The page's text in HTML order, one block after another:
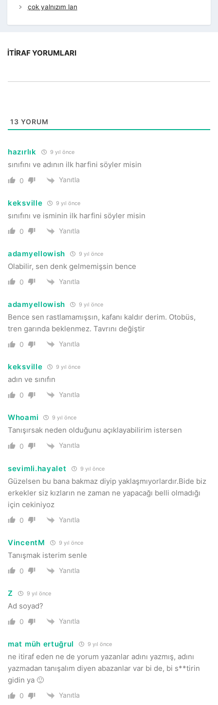
çok yalnızım lan
İTIRAF YORUMLARI
13 YORUM
hazırlık 9 yıl önce
sınıfını ve adının ilk harfini söyler misin
0 Yanıtla
keksville 9 yıl önce
sınıfını ve isminin ilk harfini söyler misin
0 Yanıtla
adamyellowish 9 yıl önce
Olabilir, sen denk gelmemişsin bence
0 Yanıtla
adamyellowish 9 yıl önce
Bence sen rastlamamışsın, kafanı kaldır derim. Otobüs,
tren garında beklenmez. Tavrını değiştir
0 Yanıtla
keksville 9 yıl önce
adın ve sınıfın
0 Yanıtla
Whoami 9 yıl önce
Tanışırsak neden olduğunu açıklayabilirim istersen
0 Yanıtla
sevimli.hayalet 9 yıl önce
Güzelsen bu bana bakmaz diyip yaklaşmıyorlardır.Bide biz
erkekler siz kızların ne zaman ne yapacağı belli olmadığı
için cekiniyoz
0 Yanıtla
VincentM 9 yıl önce
Tanışmak isterim senle
0 Yanıtla
Z 9 yıl önce
Ad soyad?
0 Yanıtla
mat müh ertuğrul 9 yıl önce
ne itiraf eden ne de yorum yazanlar adını yazmış, adını
yazmadan tanışalım diyen abazanlar var bi de, bi s**tirin
gidin ya 🙂
0 Yanıtla